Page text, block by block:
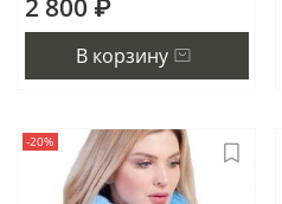
2 800 ₽
В корзину
-20%